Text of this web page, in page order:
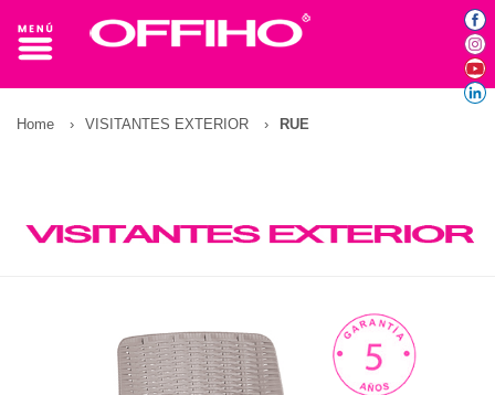
Home › VISITANTES EXTERIOR › RUE